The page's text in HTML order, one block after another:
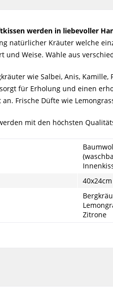
werden in liebevoller
natürlicher Kräuter welche
und Weise. Wähle aus
wie Salbei, Anis,
für Erholung und einen
Frische Düfte wie
mit den höchsten
40x24cm
Zitrone